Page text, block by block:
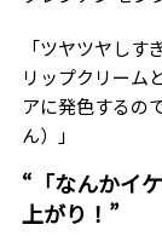
「ツヤツヤし
リップクリーム
アに発色するの
ん）」
“「なんかイ
上がり！”